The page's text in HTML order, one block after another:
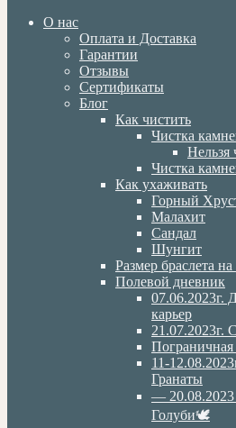
О нас
Оплата и Доставка
Гарантии
Отзывы
Сертификаты
Блог
Как чистить
Чистка
Нельзя
Чистка
Как ухаживать
Горный
Малахит
Сандал
Шунгит
Размер браслета
Полевой дневник
07.06.2023г.
карьер
21.07.2023г.
11-
Гранаты
—
Голуби🕊